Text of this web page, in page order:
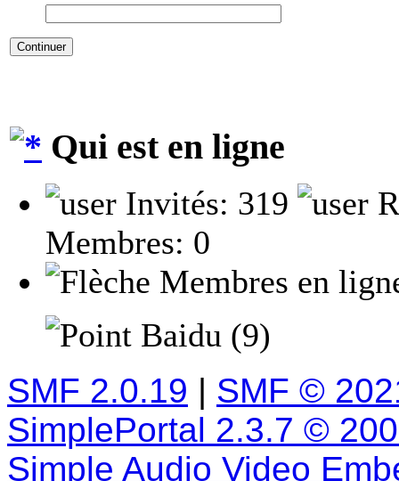
Qui est en ligne
Invités: 319
Membres: 0
Membres en
Baidu (9)
SMF 2.0.19 | SMF ©
SimplePortal 2.3.7 ©
Simple Audio Video